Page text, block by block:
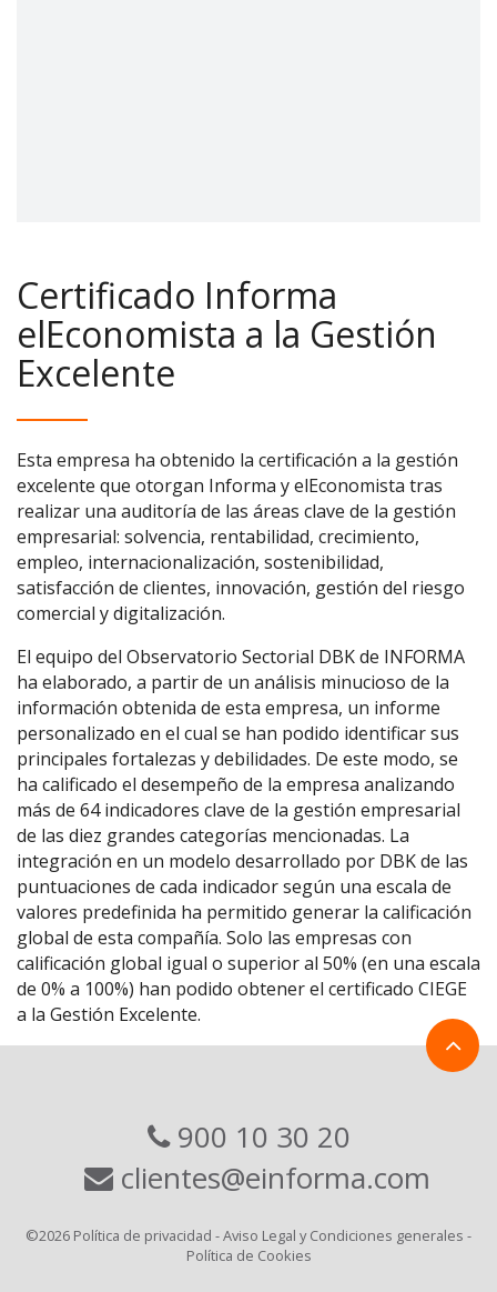
Certificado Informa
elEconomista a la Gestión
Excelente
Esta empresa ha obtenido la certificación a la gestión
excelente que otorgan Informa y elEconomista tras
realizar una auditoría de las áreas clave de la gestión
empresarial: solvencia, rentabilidad, crecimiento,
empleo, internacionalización, sostenibilidad,
satisfacción de clientes, innovación, gestión del riesgo
comercial y digitalización.
El equipo del Observatorio Sectorial DBK de INFORMA
ha elaborado, a partir de un análisis minucioso de la
información obtenida de esta empresa, un informe
personalizado en el cual se han podido identificar sus
principales fortalezas y debilidades. De este modo, se
ha calificado el desempeño de la empresa analizando
más de 64 indicadores clave de la gestión empresarial
de las diez grandes categorías mencionadas. La
integración en un modelo desarrollado por DBK de las
puntuaciones de cada indicador según una escala de
valores predefinida ha permitido generar la calificación
global de esta compañía. Solo las empresas con
calificación global igual o superior al 50% (en una escala
de 0% a 100%) han podido obtener el certificado CIEGE
a la Gestión Excelente.
900 10 30 20
clientes@einforma.com
©2026 Política de privacidad -Aviso Legal y Condiciones generales -
Política de Cookies